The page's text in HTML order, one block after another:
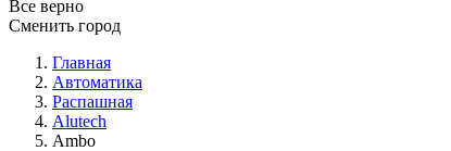
Все верно
Сменить город
Главная
Автоматика
Распашная
Alutech
Ambo